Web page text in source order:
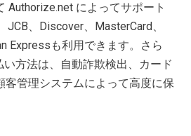
Authorize.net によってサポート
JCB、Discover、MasterCard、
Expressも利用できます。さら
方法は、自動詐欺検出、カード
客管理システムによって高度に保